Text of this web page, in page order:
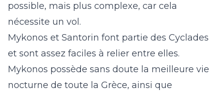
possible, mais plus complexe, car cela
nécessite un vol.
Mykonos et Santorin font partie des Cyclades
et sont assez faciles à relier entre elles.
Mykonos possède sans doute la meilleure vie
nocturne de toute la Grèce, ainsi que